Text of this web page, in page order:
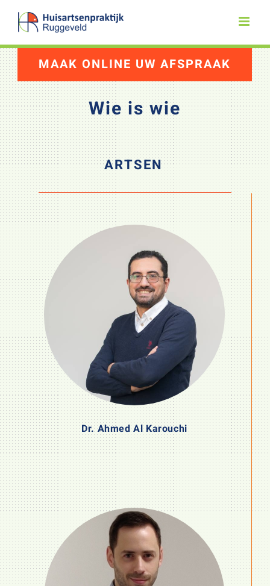
Skip
content
MAAK ONLINE UW AFSPRAAK
Wie is wie
ARTSEN
Dr. Ahmed Al Karouchi